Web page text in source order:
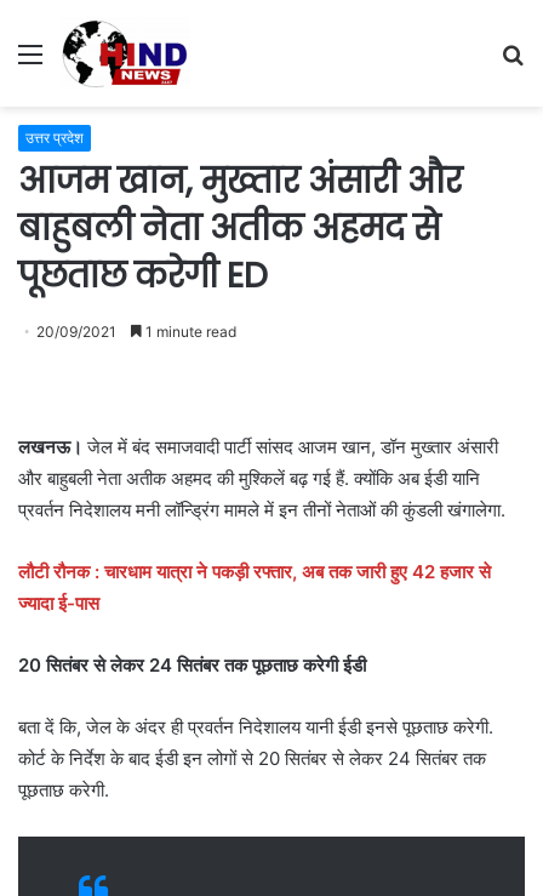
Menu
उत्तर प्रदेश
आजम खान, मुख्तार अंसारी और
बाहुबली नेता अतीक अहमद से
पूछताछ करेगी ED
20/09/2021 1 minute read
लखनऊ।जेल में बंद समाजवादी पार्टी सांसद आजम खान, डॉन मुख्तार अंसारी
और बाहुबली नेता अतीक अहमद की मुश्किलें बढ़ गई हैं. क्योंकि अब ईडी यानि
प्रवर्तन निदेशालय मनी लॉन्ड्रिंग मामले में इन तीनों नेताओं की कुंडली खंगालेगा.
लौटी रौनक : चारधाम यात्रा ने पकड़ी रफ्तार, अब तक जारी हुए 42 हजार से
ज्यादा ई-पास
20 सितंबर से लेकर 24 सितंबर तक पूछताछ करेगी ईडी
बता दें कि, जेल के अंदर ही प्रवर्तन निदेशालय यानी ईडी इनसे पूछताछ करेगी.
कोर्ट के निर्देश के बाद ईडी इन लोगों से 20 सितंबर से लेकर 24 सितंबर तक
पूछताछ करेगी.